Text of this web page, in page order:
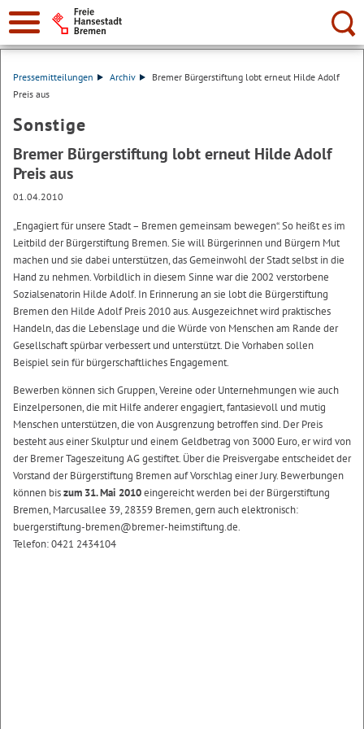
Suche:
Pressemitteilungen Archiv
Bremer Bürgerstiftung lobt erneut Hilde Adolf
Preis aus
Sonstige
Bremer Bürgerstiftung lobt erneut Hilde Adolf
Preis aus
01.04.2010
„Engagiert für unsere Stadt – Bremen gemeinsam bewegen“. So heißt es im
Leitbild der Bürgerstiftung Bremen. Sie will Bürgerinnen und Bürgern Mut
machen und sie dabei unterstützen, das Gemeinwohl der Stadt selbst in die
Hand zu nehmen. Vorbildlich in diesem Sinne war die 2002 verstorbene
Sozialsenatorin Hilde Adolf. In Erinnerung an sie lobt die Bürgerstiftung
Bremen den Hilde Adolf Preis 2010 aus. Ausgezeichnet wird praktisches
Handeln, das die Lebenslage und die Würde von Menschen am Rande der
Gesellschaft spürbar verbessert und unterstützt. Die Vorhaben sollen
Beispiel sein für bürgerschaftliches Engagement.
Bewerben können sich Gruppen, Vereine oder Unternehmungen wie auch
Einzelpersonen, die mit Hilfe anderer engagiert, fantasievoll und mutig
Menschen unterstützen, die von Ausgrenzung betroffen sind. Der Preis
besteht aus einer Skulptur und einem Geldbetrag von 3000 Euro, er wird von
der Bremer Tageszeitung AG gestiftet. Über die Preisvergabe entscheidet der
Vorstand der Bürgerstiftung Bremen auf Vorschlag einer Jury. Bewerbungen
können biszum 31. Mai 2010eingereicht werden bei der Bürgerstiftung
Bremen, Marcusallee 39, 28359 Bremen, gern auch elektronisch:
buergerstiftung-bremen@bremer-heimstiftung.de.
Telefon: 0421 2434104